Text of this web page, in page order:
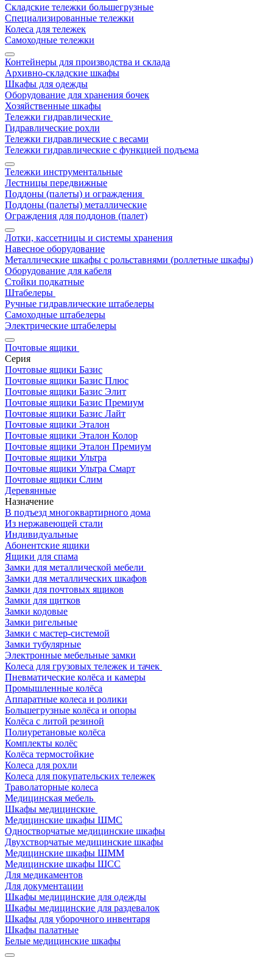
Складские тележки большегрузные
Специализированные тележки
Колеса для тележек
Самоходные тележки
Контейнеры для производства и склада
Архивно-складские шкафы
Шкафы для одежды
Оборудование для хранения бочек
Хозяйственные шкафы
Тележки гидравлические
Гидравлические рохли
Тележки гидравлические с весами
Тележки гидравлические с функцией подъема
Тележки инструментальные
Лестницы передвижные
Поддоны (палеты) и ограждения
Поддоны (палеты) металлические
Ограждения для поддонов (палет)
Лотки, кассетницы и системы хранения
Навесное оборудование
Металлические шкафы с рольставнями (роллетные шкафы)
Оборудование для кабеля
Стойки подкатные
Штабелеры
Ручные гидравлические штабелеры
Самоходные штабелеры
Электрические штабелеры
Почтовые ящики
Серия
Почтовые ящики Базис
Почтовые ящики Базис Плюс
Почтовые ящики Базис Элит
Почтовые ящики Базис Премиум
Почтовые ящики Базис Лайт
Почтовые ящики Эталон
Почтовые ящики Эталон Колор
Почтовые ящики Эталон Премиум
Почтовые ящики Ультра
Почтовые ящики Ультра Смарт
Почтовые ящики Слим
Деревянные
Назначение
В подъезд многоквартирного дома
Из нержавеющей стали
Индивидуальные
Абонентские ящики
Ящики для спама
Замки для металлической мебели
Замки для металлических шкафов
Замки для почтовых ящиков
Замки для щитков
Замки кодовые
Замки ригельные
Замки с мастер-системой
Замки тубулярные
Электронные мебельные замки
Колеса для грузовых тележек и тачек
Пневматические колёса и камеры
Промышленные колёса
Аппаратные колеса и ролики
Большегрузные колёса и опоры
Колёса с литой резиной
Полиуретановые колёса
Комплекты колёс
Колёса термостойкие
Колеса для рохли
Колеса для покупательских тележек
Траволаторные колеса
Медицинская мебель
Шкафы медицинские
Медицинские шкафы ШМС
Одностворчатые медицинские шкафы
Двухстворчатые медицинские шкафы
Медицинские шкафы ШММ
Медицинские шкафы ШСС
Для медикаментов
Для документации
Шкафы медицинские для одежды
Шкафы медицинские для раздевалок
Шкафы для уборочного инвентаря
Шкафы палатные
Белые медицинские шкафы